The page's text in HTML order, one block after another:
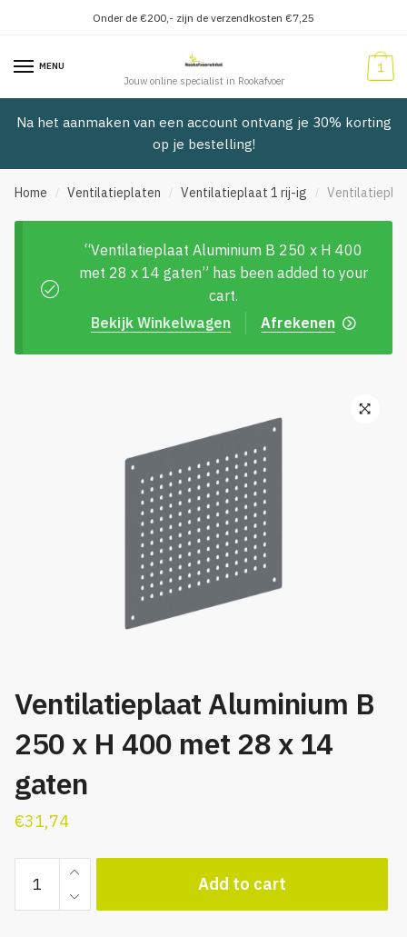
navigatie
inhoud
Onder de €200,- zijn de verzendkosten €7,25
MENU
Jouw online specialist in Rookafvoer
1
Na het aanmaken van een account ontvang je 30% korting
op je bestelling!
Home / Ventilatieplaten / Ventilatieplaat 1 rij-ig /
“Ventilatieplaat Aluminium B 250 x H 400
met 28 x 14 gaten” has been added to your
cart.
Afrekenen
Bekijk Winkelwagen
Ventilatieplaat Aluminium B
250 x H 400 met 28 x 14
gaten
€31,74
Ventilatieplaat
Aluminium
B
Add to cart